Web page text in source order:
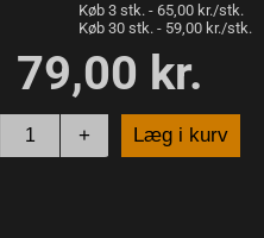
Køb 3 stk. - 65,00 kr./stk.
Køb 30 stk. - 59,00 kr./stk.
79,00 kr.
+ Læg i kurv